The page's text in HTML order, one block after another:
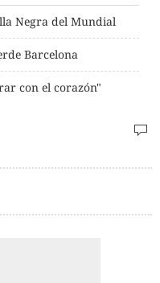
Negra del Mundial
Barcelona
con el corazón"